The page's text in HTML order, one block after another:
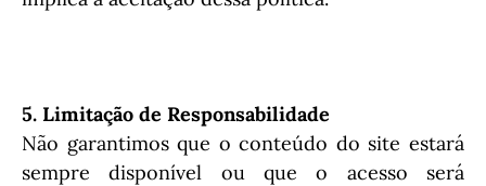
5. Limitação de Responsabilidade
Não garantimos que o conteúdo do site estará
sempre disponível ou que o acesso será